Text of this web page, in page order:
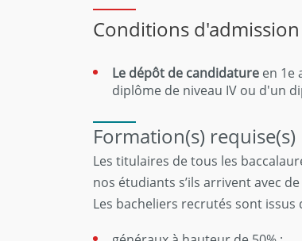
Conditions d'admission
Le dépôt de candidature en 1e
diplôme de niveau IV ou d'un
Formation(s) requise(s)
Les titulaires de tous les
nos étudiants s’ils arrivent avec
Les bacheliers recrutés sont issus